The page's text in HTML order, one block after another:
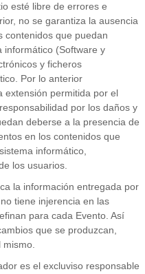
esté libre de errores e
no se garantiza la ausencia
contenidos que puedan
informático (Software y
y ficheros
Por lo anterior
extensión permitida por el
por los daños y
deberse a la presencia de
en los contenidos que
informático,
los usuarios.
la información entregada por
tiene injerencia en las
para cada Evento. Así
que se produzcan,
es el excluviso responsable